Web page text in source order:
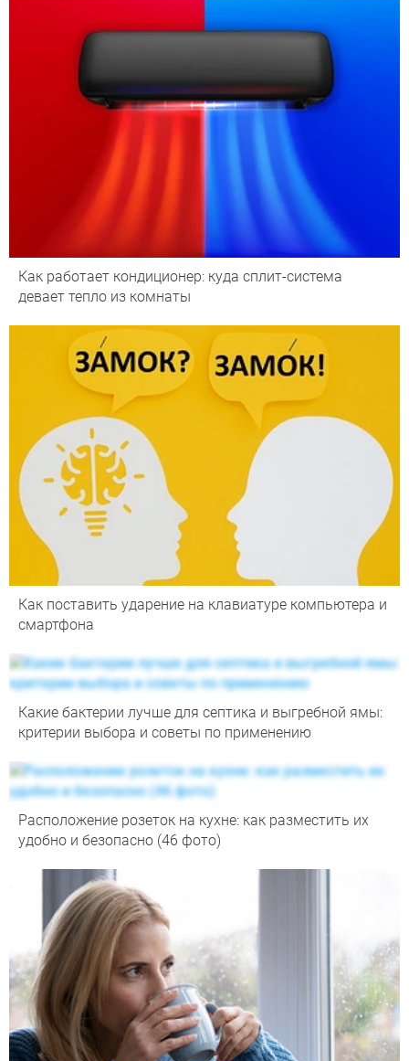
Как работает кондиционер: куда сплит-система
девает тепло из комнаты
Как поставить ударение на клавиатуре компьютера и
смартфона
Какие бактерии лучше для септика и выгребной ямы:
критерии выбора и советы по применению
Расположение розеток на кухне: как разместить их
удобно и безопасно (46 фото)